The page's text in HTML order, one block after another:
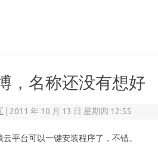
，名称还没有想好
2011 年 10 月 13 日 星期四 12:55
云平台可以一键安装程序了，不错。